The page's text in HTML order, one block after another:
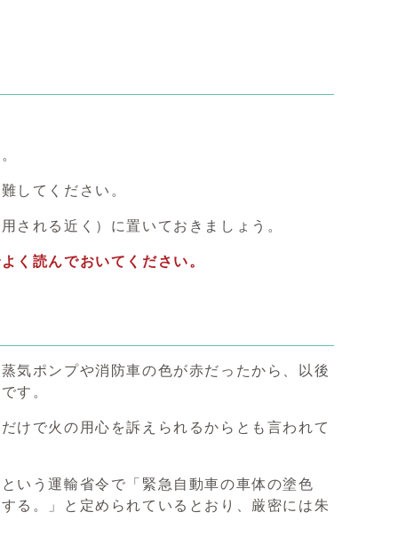
してください。
される近く）に置いておきましょう。
く読んでおいてください。
気ポンプや消防車の色が赤だったから、以後
す。
けで火の用心を訴えられるからとも言われて
いう運輸省令で「緊急自動車の車体の塗色
る。」と定められているとおり、厳密には朱